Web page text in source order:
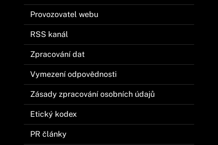
Provozovatel webu
RSS kanál
Zpracování dat
Vymezení odpovědnosti
Zásady zpracování osobních údajů
Etický kodex
PR články